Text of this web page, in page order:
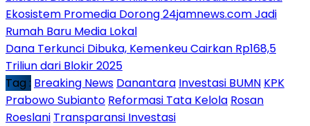
Ekosistem Promedia Dorong 24jamnews.com Jadi
Rumah Baru Media Lokal
Dana Terkunci Dibuka, Kemenkeu Cairkan Rp168,5
Triliun dari Blokir 2025
Tag : Breaking News Danantara Investasi BUMN KPK
Prabowo Subianto Reformasi Tata Kelola Rosan
Roeslani Transparansi Investasi